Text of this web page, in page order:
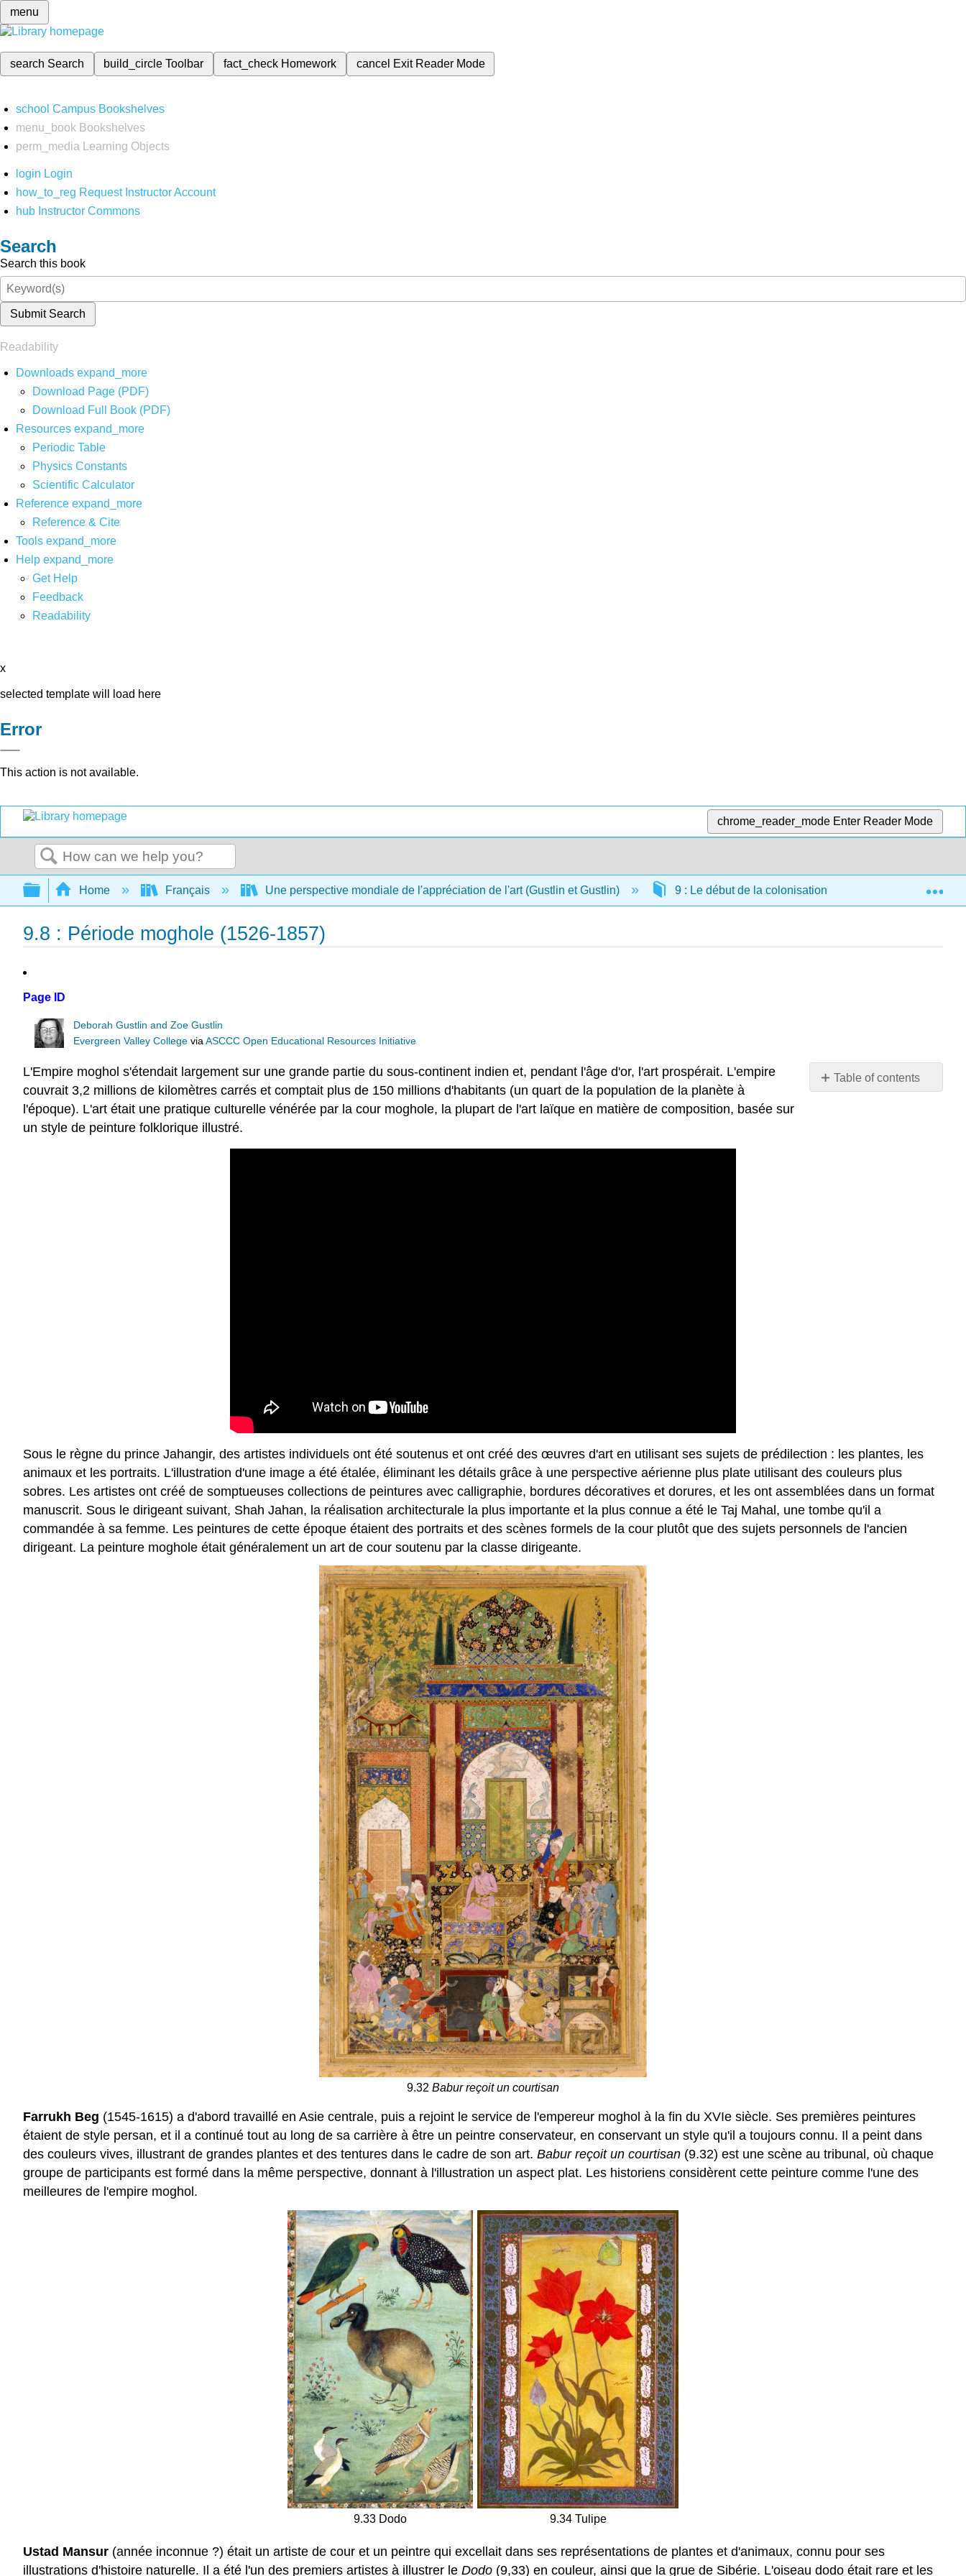
menu
search Search build_circleToolbar fact_check Homework cancel Exit Reader Mode
school Campus Bookshelves
menu_book Bookshelves
perm_media
Learning Objects
login Login
how_to_reg Request Instructor Account
hub Instructor Commons
Search
Search this book
Submit Search
Readability
Downloads expand_more
Download Page (PDF)
Download Full Book (PDF)
Resources expand_more
Periodic Table
Physics Constants
Scientific Calculator
Reference expand_more
Reference & Cite
Tools expand_more
Help expand_more
Get Help
Feedback
Readability
x
selected template will load here
Error
This action is not available.
chrome_reader_mode Enter Reader Mode
Search
Expand/collapse global hierarchy
Home Français Une perspective mondiale de l'appréciation de l'art (Gustlin et Gustlin) 9 : Le début de la colonisation (1550 de notre ère —
9.8 : Période moghole (1526-1857)
Page ID
Deborah Gustlin and Zoe Gustlin
Evergreen Valley College viaASCCC Open Educational Resources Initiative
Table of contents
No
L'Empire moghol s'étendait largement sur une grande partie du sous-continent indien et, pendant l'âge d'or, l'art prospérait. L'empire
couvrait 3,2 millions de kilomètres carrés et comptait plus de 150 millions d'habitants (un quart de la population de la planète à
l'époque). L'art était une pratique culturelle vénérée par la cour moghole, la plupart de l'art laïque en matière de composition, basée sur
un style de peinture folklorique illustré.
Sous le règne du prince Jahangir, des artistes individuels ont été soutenus et ont créé des œuvres d'art en utilisant ses sujets de prédilection : les plantes, les
animaux et les portraits. L'illustration d'une image a été étalée, éliminant les détails grâce à une perspective aérienne plus plate utilisant des couleurs plus
sobres. Les artistes ont créé de somptueuses collections de peintures avec calligraphie, bordures décoratives et dorures, et les ont assemblées dans un format
manuscrit. Sous le dirigeant suivant, Shah Jahan, la réalisation architecturale la plus importante et la plus connue a été le Taj Mahal, une tombe qu'il a
commandée à sa femme. Les peintures de cette époque étaient des portraits et des scènes formels de la cour plutôt que des sujets personnels de l'ancien
dirigeant. La peinture moghole était généralement un art de cour soutenu par la classe dirigeante.
9.32 Babur reçoit un courtisan
Farrukh Beg (1545-1615) a d'abord travaillé en Asie centrale, puis a rejoint le service de l'empereur moghol à la fin du XVIe siècle. Ses premières peintures
étaient de style persan, et il a continué tout au long de sa carrière à être un peintre conservateur, en conservant un style qu'il a toujours connu. Il a peint dans
des couleurs vives, illustrant de grandes plantes et des tentures dans le cadre de son art. Babur reçoit un courtisan (9.32) est une scène au tribunal, où chaque
groupe de participants est formé dans la même perspective, donnant à l'illustration un aspect plat. Les historiens considèrent cette peinture comme l'une des
meilleures de l'empire moghol.
9.33 Dodo 9.34 Tulipe
Ustad Mansur (année inconnue ?) était un artiste de cour et un peintre qui excellait dans ses représentations de plantes et d'animaux, connu pour ses
illustrations d'histoire naturelle. Il a été l'un des premiers artistes à illustrer le Dodo (9,33) en couleur, ainsi que la grue de Sibérie. L'oiseau dodo était rare et les